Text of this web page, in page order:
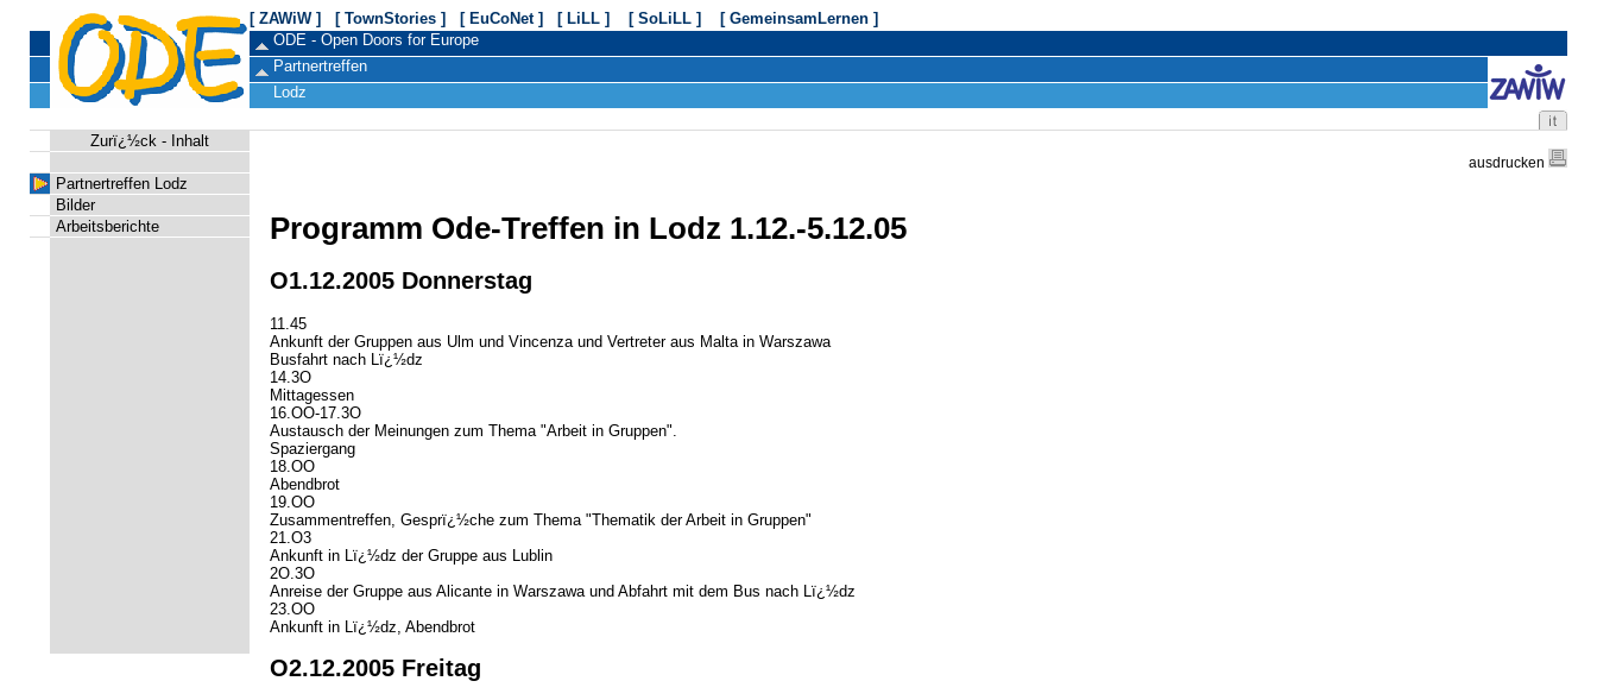
[ ZAWiW ] [ TownStories ] [ EuCoNet ] [ LiLL ] [ SoLiLL ]
[ GemeinsamLernen ]
ODE - Open Doors for Europe
Partnertreffen
Lodz
Zurï¿½ck - Inhalt
Partnertreffen Lodz
Bilder
Arbeitsberichte
ausdrucken
Programm Ode-Treffen in Lodz 1.12.-5.12.05
O1.12.2005 Donnerstag
11.45
Ankunft der Gruppen aus Ulm und Vincenza und Vertreter aus Malta in Warszawa
Busfahrt nach Lï¿½dz
14.3O
Mittagessen
16.OO-17.3O
Austausch der Meinungen zum Thema "Arbeit in Gruppen".
Spaziergang
18.OO
Abendbrot
19.OO
Zusammentreffen, Gesprï¿½che zum Thema "Thematik der Arbeit in Gruppen"
21.O3
Ankunft in Lï¿½dz der Gruppe aus Lublin
2O.3O
Anreise der Gruppe aus Alicante in Warszawa und Abfahrt mit dem Bus nach Lï¿½dz
23.OO
Ankunft in Lï¿½dz, Abendbrot
O2.12.2005 Freitag